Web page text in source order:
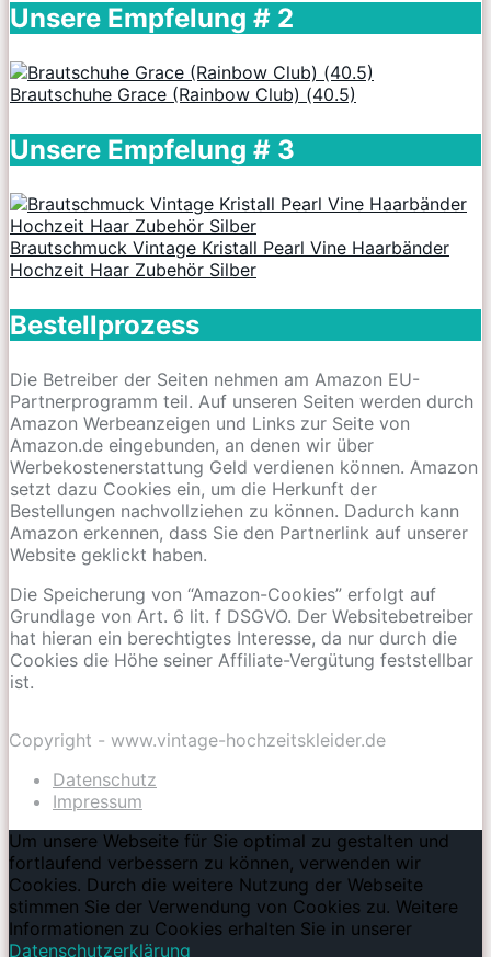
Unsere Empfelung # 2
Brautschuhe Grace (Rainbow Club) (40.5)
Unsere Empfelung # 3
Brautschmuck Vintage Kristall Pearl Vine Haarbänder
Hochzeit Haar Zubehör Silber
Bestellprozess
Die Betreiber der Seiten nehmen am Amazon EU-
Partnerprogramm teil. Auf unseren Seiten werden durch
Amazon Werbeanzeigen und Links zur Seite von
Amazon.de eingebunden, an denen wir über
Werbekostenerstattung Geld verdienen können. Amazon
setzt dazu Cookies ein, um die Herkunft der
Bestellungen nachvollziehen zu können. Dadurch kann
Amazon erkennen, dass Sie den Partnerlink auf unserer
Website geklickt haben.
Die Speicherung von “Amazon-Cookies” erfolgt auf
Grundlage von Art. 6 lit. f DSGVO. Der Websitebetreiber
hat hieran ein berechtigtes Interesse, da nur durch die
Cookies die Höhe seiner Affiliate-Vergütung feststellbar
ist.
Copyright - www.vintage-hochzeitskleider.de
Datenschutz
Impressum
Um unsere Webseite für Sie optimal zu gestalten und
fortlaufend verbessern zu können, verwenden wir
Cookies. Durch die weitere Nutzung der Webseite
stimmen Sie der Verwendung von Cookies zu. Weitere
Informationen zu Cookies erhalten Sie in unserer
Datenschutzerklärung